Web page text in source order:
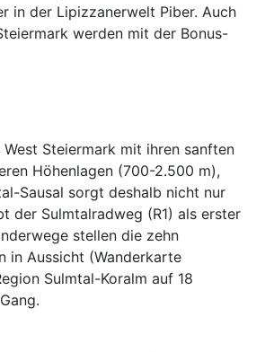
in der Lipizzanerwelt Piber. Auch
werden mit der Bonus-
Steiermark mit ihren sanften
Höhenlagen (700-2.500 m),
Sausal sorgt deshalb nicht nur
der Sulmtalradweg (R1) als erster
stellen die zehn
in Aussicht (Wanderkarte
Sulmtal-Koralm auf 18